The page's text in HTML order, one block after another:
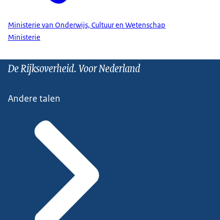
Ministerie van Onderwijs, Cultuur en Wetenschap
Ministerie
De Rijksoverheid. Voor Nederland
Andere talen